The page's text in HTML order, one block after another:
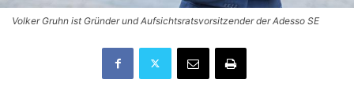
Volker Gruhn ist Gründer und Aufsichtsratsvorsitzender der Adesso SE